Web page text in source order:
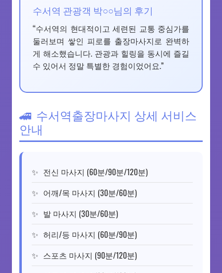
수서역 관광객 박○○님의 후기
“수서역의 현대적이고 세련된 교통 중심가를
둘러보며 쌓인 피로를 출장마사지로 완벽하
게 해소했습니다. 관광과 힐링을 동시에 즐길
수 있어서 정말 특별한 경험이었어요.”
수서역출장마사지 상세 서비스
안내
전신 마사지 (60분/90분/120분)
어깨/목 마사지 (30분/60분)
발 마사지 (30분/60분)
허리/등 마사지 (60분/90분)
스포츠 마사지 (90분/120분)